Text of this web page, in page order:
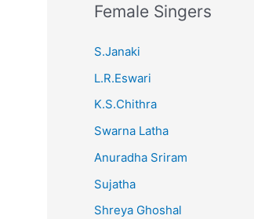
Female Singers
S.Janaki
L.R.Eswari
K.S.Chithra
Swarna Latha
Anuradha Sriram
Sujatha
Shreya Ghoshal